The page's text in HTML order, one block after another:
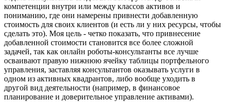
компетенции внутри или между классов активов и
пониманию, где они намерены привнести добавленную
стоимость для своих клиентов (и есть ли у них ресурсы, чтобы
сделать это). Моя цель - четко показать, что привнесение
добавленной стоимости становится все более сложной
задачей, так как онлайн роботы-консультанты все лучше
осваивают правую нижнюю ячейку таблицы портфельного
управления, заставляя консультантов оказывать услуги в
одном из активных квадрантов, либо вообще уходить в
другой вид деятельности (например, в финансовое
планирование и доверительное управление активами).